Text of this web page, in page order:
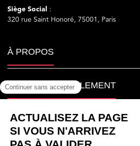
Siège Social
:
320 rue Saint Honoré, 75001, Paris
À PROPOS
LA BEAUTE SIMPLEMENT
BESOIN D'AIDE ?